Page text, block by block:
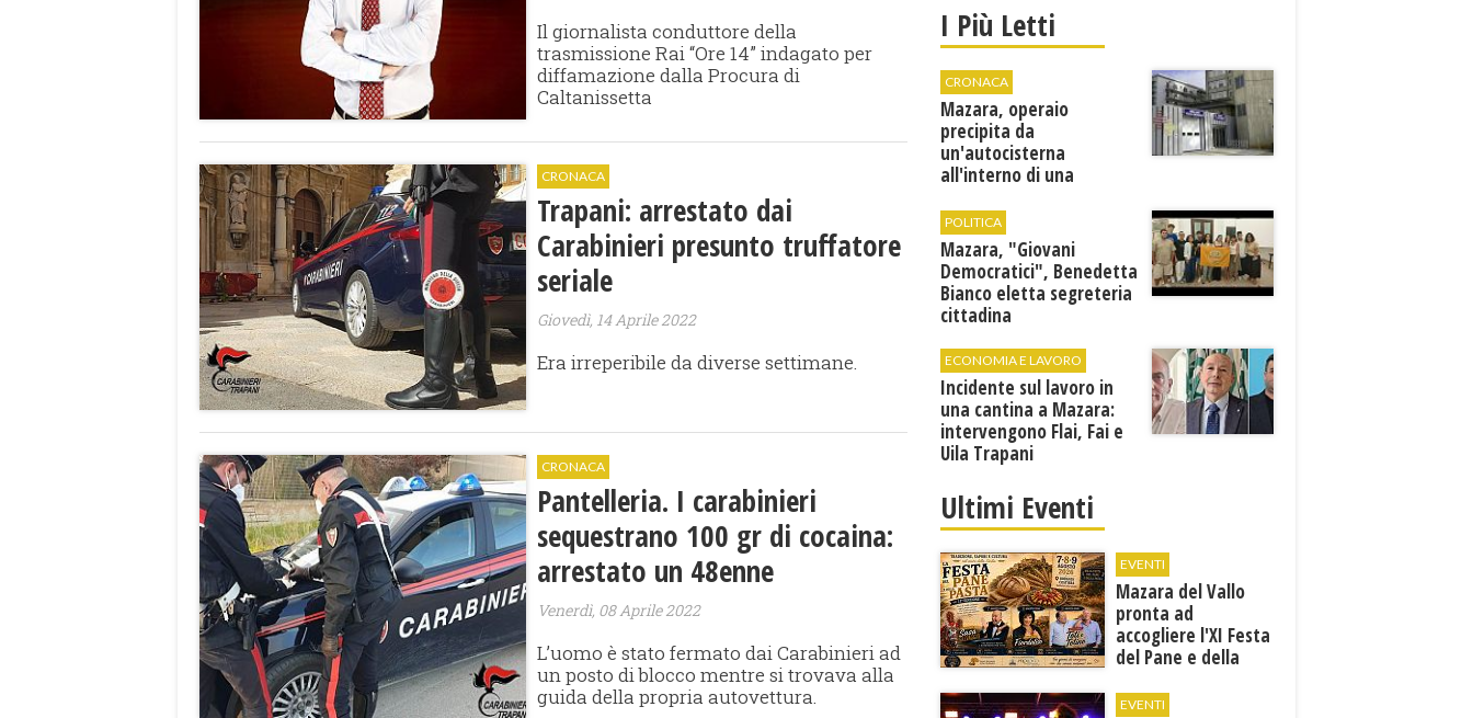
Il giornalista conduttore della
trasmissione Rai “Ore 14” indagato per
diffamazione dalla Procura di
Caltanissetta
CRONACA
Trapani: arrestato dai
Carabinieri presunto truffatore
seriale
Giovedì, 14 Aprile 2022
Era irreperibile da diverse settimane.
CRONACA
Pantelleria. I carabinieri
sequestrano 100 gr di cocaina:
arrestato un 48enne
Venerdì, 08 Aprile 2022
L’uomo è stato fermato dai Carabinieri ad
un posto di blocco mentre si trovava alla
guida della propria autovettura.
I Più Letti
CRONACA
Mazara, operaio
precipita da
un'autocisterna
all'interno di una
condizioni al "Villa Sofia"
POLITICA
Mazara, "Giovani
Democratici", Benedetta
Bianco eletta segreteria
cittadina
ECONOMIA E LAVORO
Incidente sul lavoro in
una cantina a Mazara:
intervengono Flai, Fai e
Uila Trapani
Ultimi Eventi
EVENTI
Mazara del Vallo
pronta ad
accogliere l'XI Festa
del Pane e della
EVENTI